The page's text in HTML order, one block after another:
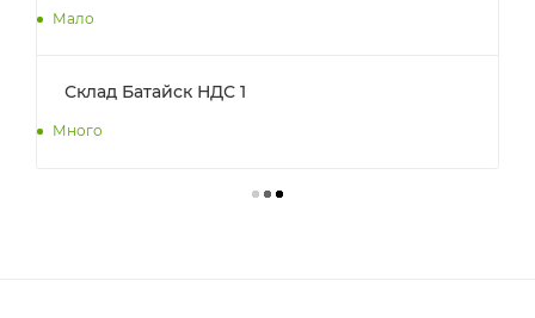
Мало
Склад Батайск НДС 1
Много